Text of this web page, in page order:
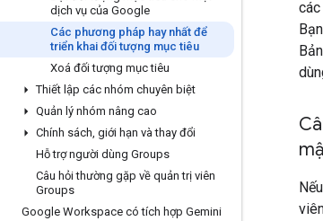
dịch vụ của Google
Các phương pháp hay nhất để
triển khai đối tượng mục tiêu
Xoá đối tượng mục tiêu
Thiết lập các nhóm chuyên biệt
Quản lý nhóm nâng cao
Chính sách, giới hạn và thay đổi
Hỗ trợ người dùng Groups
Câu hỏi thường gặp về quản trị viên
Groups
Google Workspace có tích hợp Gemini